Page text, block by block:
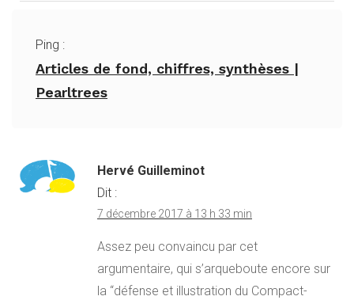
Ping :
Articles de fond, chiffres, synthèses |
Pearltrees
Hervé Guilleminot
Dit :
7 décembre 2017 à 13 h 33 min
Assez peu convaincu par cet
argumentaire, qui s’arqueboute encore sur
la “défense et illustration du Compact-